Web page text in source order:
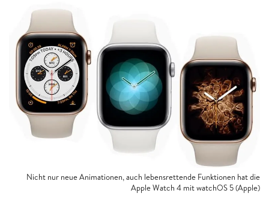
Nicht nur neue Animationen, auch lebensrettende Funktionen hat die
Apple Watch 4 mit watchOS 5 (Apple)